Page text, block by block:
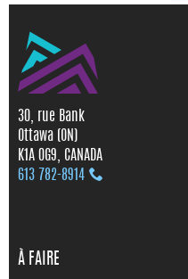
30, rue Bank
Ottawa (ON)
K1A 0G9, CANADA
613 782‑8914
À FAIRE